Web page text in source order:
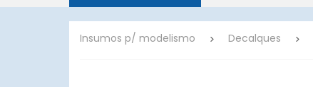
Insumos p/ modelismo Decalques